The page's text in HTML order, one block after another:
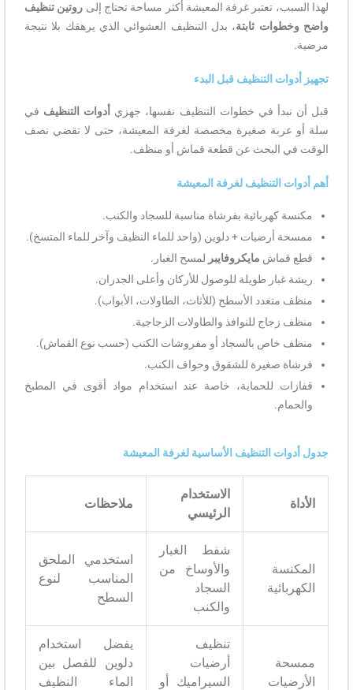
لهذا السبب، تعتبر غرفة المعيشة أكثر مساحة تحتاج إلى روتين تنظيف
واضح وخطوات ثابتة، بدل التنظيف العشوائي الذي يرهقك بلا نتيجة
مرضية.
تجهيز أدوات التنظيف قبل البدء
قبل أن نبدأ في خطوات التنظيف نفسها، جهزي أدوات التنظيف في
سلة أو عربة صغيرة مخصصة لغرفة المعيشة، حتى لا تقضي نصف
الوقت في البحث عن قطعة قماش أو منظف.
أهم أدوات التنظيف لغرفة المعيشة
مكنسة كهربائية بفرشاة مناسبة للسجاد والكنب.
ممسحة أرضيات + دلوين (واحد للماء النظيف وآخر للماء المتسخ).
قطع قماش مايكروفايبر لمسح الغبار.
ريشة غبار طويلة للوصول للأركان وأعلى الجدران.
منظف متعدد الأسطح (للأثاث، الطاولات، الأبواب).
منظف زجاج للنوافذ والطاولات الزجاجية.
منظف خاص بالسجاد أو مفروشات الكنب (حسب نوع القماش).
فرشاة صغيرة للشقوق وحواف الكنب.
قفازات للحماية، خاصة عند استخدام مواد أقوى في المطبخ
والحمام.
جدول أدوات التنظيف الأساسية لغرفة المعيشة
الأداة
الاستخدام
الرئيسي
ملاحظات
المكنسة
الكهربائية
شفط الغبار
والأوساخ من
السجاد
والكنب
استخدمي الملحق
المناسب لنوع
السطح
ممسحة
الأرضيات
تنظيف
أرضيات
السيراميك أو
يفضل استخدام
دلوين للفصل بين
الماء النظيف